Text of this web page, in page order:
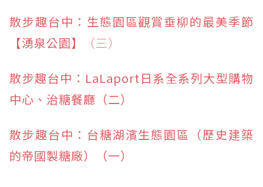
散步趣台中：生態園區觀賞垂柳的最美季節
【湧泉公園】
（三）
散步趣台中：LaLaport日系全系列大型購物
中心、治糖餐廳（二）
散步趣台中：台糖湖濱生態園區（歷史建築
的帝國製糖廠）（一）